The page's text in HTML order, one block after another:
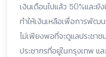
เงินเดือนไปแล้ว 50%และ
ทำให้เงินเหลือเพื่อการพัฒ
ไม่เพียงพอที่จะดูแลประชา
ประชากรที่อยู่ในกรุงเทพ แ